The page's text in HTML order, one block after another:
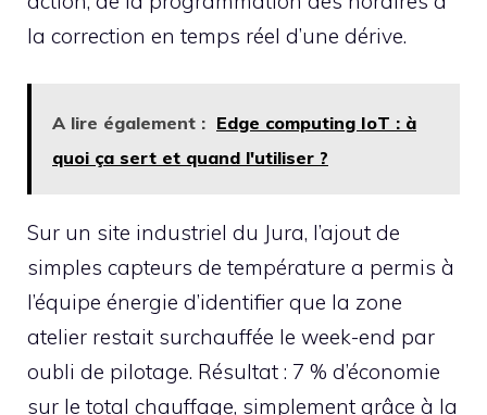
la correction en temps réel d’une dérive.
A lire également : Edge computing IoT : à
quoi ça sert et quand l'utiliser ?
Sur un site industriel du Jura, l’ajout de
simples capteurs de température a permis à
l’équipe énergie d’identifier que la zone
atelier restait surchauffée le week-end par
oubli de pilotage. Résultat : 7 % d’économie
sur le total chauffage, simplement grâce à la